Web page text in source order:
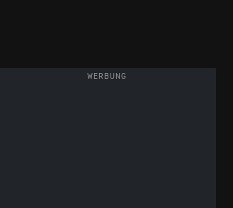
WERBUNG